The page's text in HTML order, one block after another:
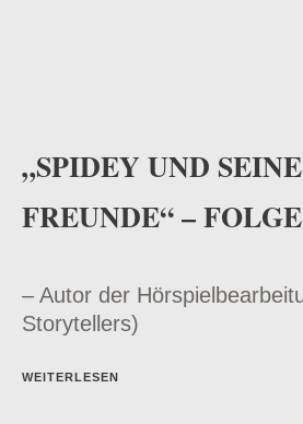
„SPIDEY UND
FREUNDE“ –
– Autor der
Storytellers)
WEITERLESEN